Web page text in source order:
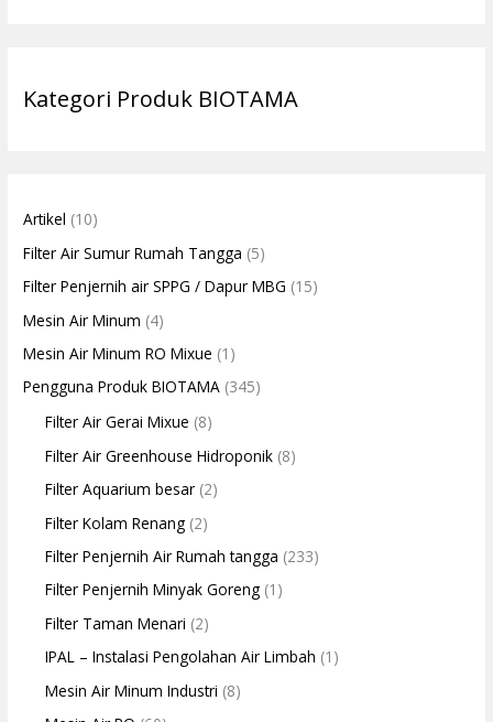
Kategori Produk BIOTAMA
Artikel (10)
Filter Air Sumur Rumah Tangga (5)
Filter Penjernih air SPPG / Dapur MBG (15)
Mesin Air Minum (4)
Mesin Air Minum RO Mixue (1)
Pengguna Produk BIOTAMA (345)
Filter Air Gerai Mixue (8)
Filter Air Greenhouse Hidroponik (8)
Filter Aquarium besar (2)
Filter Kolam Renang (2)
Filter Penjernih Air Rumah tangga (233)
Filter Penjernih Minyak Goreng (1)
Filter Taman Menari (2)
IPAL – Instalasi Pengolahan Air Limbah (1)
Mesin Air Minum Industri (8)